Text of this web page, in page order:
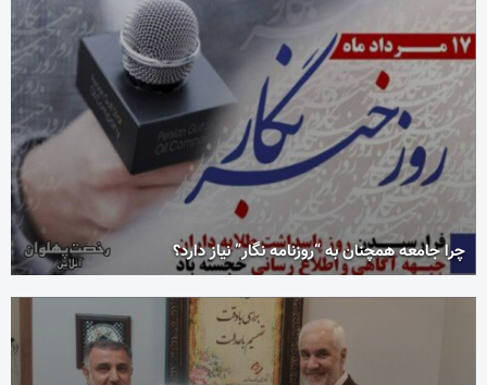
چرا جامعه همچنان به “روزنامه نگار” نیاز دارد؟